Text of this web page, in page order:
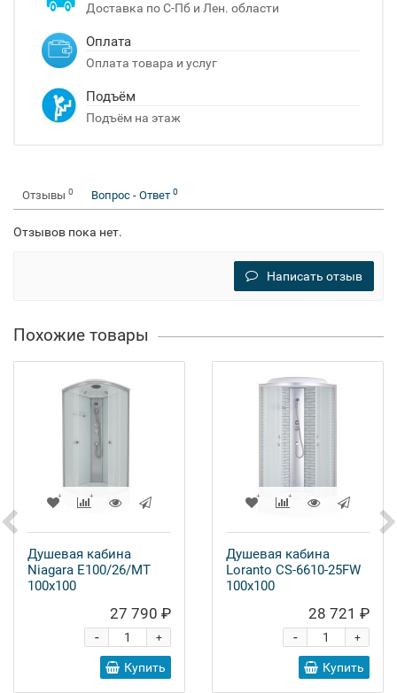
Доставка по С-Пб и Лен. области
Оплата
Оплата товара и услуг
Подъём
Подъём на этаж
Отзывы 0 Вопрос - Ответ 0
Отзывов пока нет.
Написать отзыв
Похожие товары
Душевая кабина
Niagara E100/26/MT
100x100
27 790 ₽
+
-
Купить
Душевая кабина
Loranto CS-6610-25FW
100x100
28 721 ₽
+
-
Купить